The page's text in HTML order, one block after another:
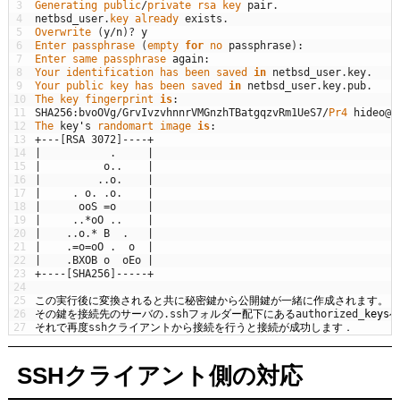
3
4
5
6
7
8
9
10
11
12
13
14
15
16
17
18
19
20
21
22
23
24
25
26
27
Generating public/private rsa key pair.
netbsd_user. key already exists .
Overwrite
(y/n) ? y
Enter passphrase (empty for no passphrase) :
Enter same passphrase again:
Your identification has been saved in netbsd_user. key.
Your public key has been saved in netbsd_user. key. pub.
The
key fingerprint is:
SHA256: bvoOVg/GrvIvzvhnnrVMGnzhTBatgqzvRm1UeS7/Pr4 hideo@
The
key' s randomart image is:
+-- - [RSA 3072 ] -- --+
.
o. .
. .o.
. o. .o.
ooS =o
. . *oO . .
. .o. * B .
.=o=oO . o
. BXOB o oEo
+-- -- [SHA256] -- -- -+
この実行後に変換されると共に秘密鍵から公開鍵が一緒に作成されます。
その鍵を接続先のサーバの. sshフォルダー配下にあるauthorized
keys
それで再度sshクライアントから接続を行うと接続が成功します．
SSHクライアント側の対応